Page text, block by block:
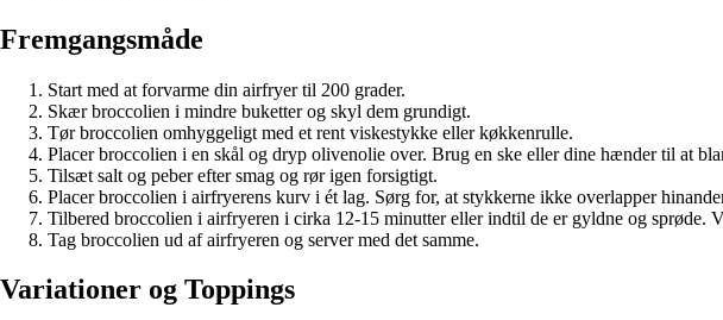
Fremgangsmåde
Start med at forvarme din airfryer til 200 grader.
Skær broccolien i mindre buketter og skyl dem grundigt.
Tør broccolien omhyggeligt med et rent viskestykke eller køkkenrulle.
Placer broccolien i en skål og dryp olivenolie over. Brug en ske eller dine hænder til at
Tilsæt salt og peber efter smag og rør igen forsigtigt.
Placer broccolien i airfryerens kurv i ét lag. Sørg for, at stykkerne ikke overlapper
Tilbered broccolien i airfryeren i cirka 12-15 minutter eller indtil de er gyldne og sprøde.
Tag broccolien ud af airfryeren og server med det samme.
Variationer og Toppings